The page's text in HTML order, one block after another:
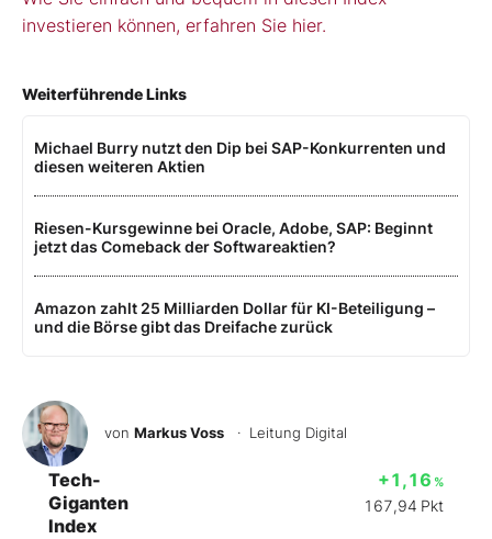
investieren können, erfahren Sie hier.
Weiterführende Links
Michael Burry nutzt den Dip bei SAP-Konkurrenten und
diesen weiteren Aktien
Riesen-Kursgewinne bei Oracle, Adobe, SAP: Beginnt
jetzt das Comeback der Softwareaktien?
Amazon zahlt 25 Milliarden Dollar für KI-Beteiligung –
und die Börse gibt das Dreifache zurück
von Markus Voss · Leitung Digital
Tech-
Giganten
Index
+1,16 %
167,94 Pkt